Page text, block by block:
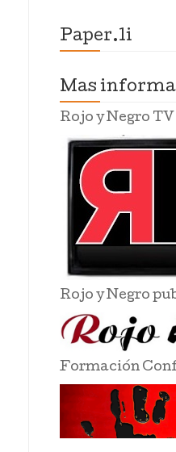
Paper.li
Mas
Rojo y Negro TV
Rojo y Negro
Formación